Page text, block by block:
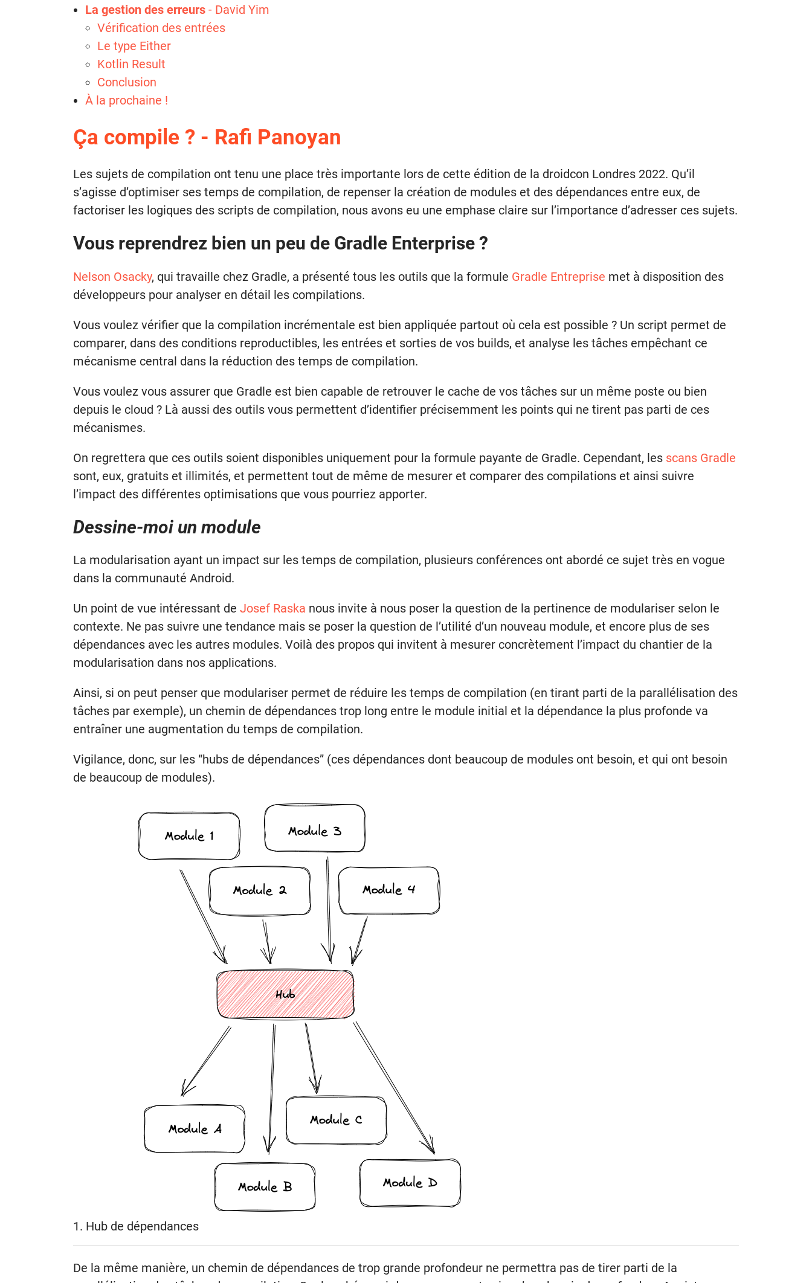
La gestion des erreurs- David Yim
Vérification des entrées
Le type Either
Kotlin Result
Conclusion
À la prochaine !
Ça compile ? - Rafi Panoyan
Les sujets de compilation ont tenu une place très importante lors de cette édition de la droidcon Londres 2022. Qu’il
s’agisse d’optimiser ses temps de compilation, de repenser la création de modules et des dépendances entre eux, de
factoriser les logiques des scripts de compilation, nous avons eu une emphase claire sur l’importance d’adresser ces sujets.
Vous reprendrez bien un peu de Gradle Enterprise ?
Nelson Osacky, qui travaille chez Gradle, a présenté tous les outils que la formule Gradle Entreprise met à disposition des
développeurs pour analyser en détail les compilations.
Vous voulez vérifier que la compilation incrémentale est bien appliquée partout où cela est possible ? Un script permet de
comparer, dans des conditions reproductibles, les entrées et sorties de vos builds, et analyse les tâches empêchant ce
mécanisme central dans la réduction des temps de compilation.
Vous voulez vous assurer que Gradle est bien capable de retrouver le cache de vos tâches sur un même poste ou bien
depuis le cloud ? Là aussi des outils vous permettent d’identifier précisemment les points qui ne tirent pas parti de ces
mécanismes.
On regrettera que ces outils soient disponibles uniquement pour la formule payante de Gradle. Cependant, les scans Gradle
sont, eux, gratuits et illimités, et permettent tout de même de mesurer et comparer des compilations et ainsi suivre
l’impact des différentes optimisations que vous pourriez apporter.
Dessine-moi un module
La modularisation ayant un impact sur les temps de compilation, plusieurs conférences ont abordé ce sujet très en vogue
dans la communauté Android.
Un point de vue intéressant de Josef Raska nous invite à nous poser la question de la pertinence de modulariser selon le
contexte. Ne pas suivre une tendance mais se poser la question de l’utilité d’un nouveau module, et encore plus de ses
dépendances avec les autres modules. Voilà des propos qui invitent à mesurer concrètement l’impact du chantier de la
modularisation dans nos applications.
Ainsi, si on peut penser que modulariser permet de réduire les temps de compilation (en tirant parti de la parallélisation des
tâches par exemple), un chemin de dépendances trop long entre le module initial et la dépendance la plus profonde va
entraîner une augmentation du temps de compilation.
Vigilance, donc, sur les “hubs de dépendances” (ces dépendances dont beaucoup de modules ont besoin, et qui ont besoin
de beaucoup de modules).
1. Hub de dépendances
De la même manière, un chemin de dépendances de trop grande profondeur ne permettra pas de tirer parti de la